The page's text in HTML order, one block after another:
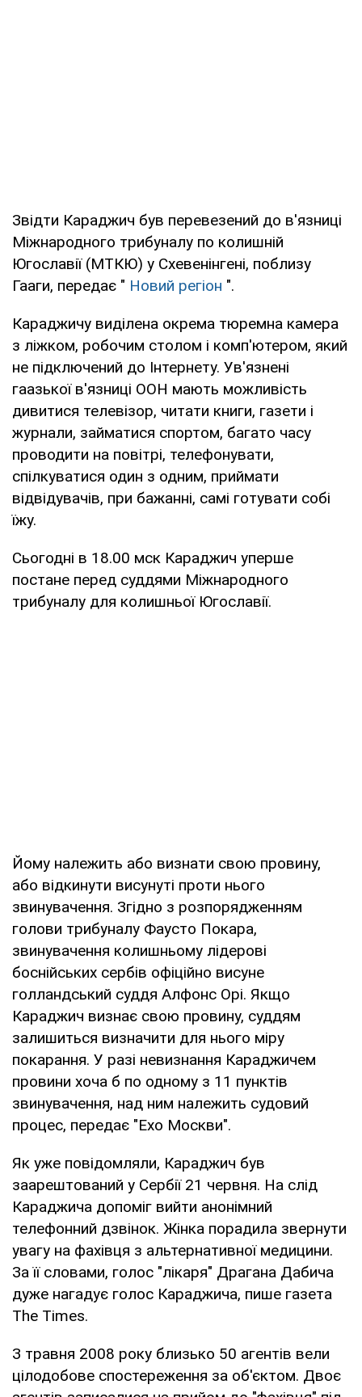
Звідти Караджич був перевезений до в'язниці
Міжнародного трибуналу по колишній
Югославії (МТКЮ) у Схевенінгені, поблизу
Гааги, передає " Новий регіон ".
Караджичу виділена окрема тюремна камера
з ліжком, робочим столом і комп'ютером, який
не підключений до Інтернету. Ув'язнені
гаазької в'язниці ООН мають можливість
дивитися телевізор, читати книги, газети і
журнали, займатися спортом, багато часу
проводити на повітрі, телефонувати,
спілкуватися один з одним, приймати
відвідувачів, при бажанні, самі готувати собі
їжу.
Сьогодні в 18.00 мск Караджич уперше
постане перед суддями Міжнародного
трибуналу для колишньої Югославії.
Йому належить або визнати свою провину,
або відкинути висунуті проти нього
звинувачення. Згідно з розпорядженням
голови трибуналу Фаусто Покара,
звинувачення колишньому лідерові
боснійських сербів офіційно висуне
голландський суддя Алфонс Орі. Якщо
Караджич визнає свою провину, суддям
залишиться визначити для нього міру
покарання. У разі невизнання Караджичем
провини хоча б по одному з 11 пунктів
звинувачення, над ним належить судовий
процес, передає "Ехо Москви".
Як уже повідомляли, Караджич був
заарештований у Сербії 21 червня. На слід
Караджича допоміг вийти анонімний
телефонний дзвінок. Жінка порадила звернути
увагу на фахівця з альтернативної медицини.
За її словами, голос "лікаря" Драгана Дабича
дуже нагадує голос Караджича, пише газета
The Times.
З травня 2008 року близько 50 агентів вели
цілодобове спостереження за об'єктом. Двоє